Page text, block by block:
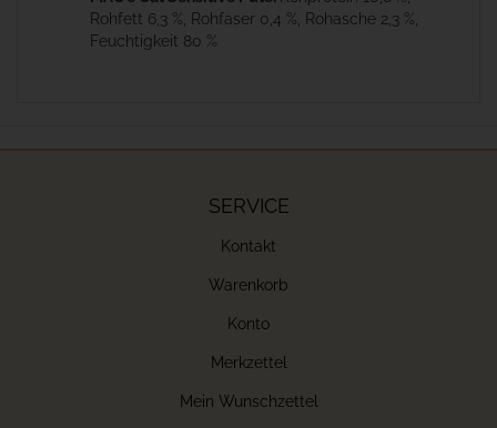
Rohfett 6,3 %, Rohfaser 0,4 %, Rohasche 2,3 %,
Feuchtigkeit 80 %
SERVICE
Kontakt
Warenkorb
Konto
Merkzettel
Mein Wunschzettel